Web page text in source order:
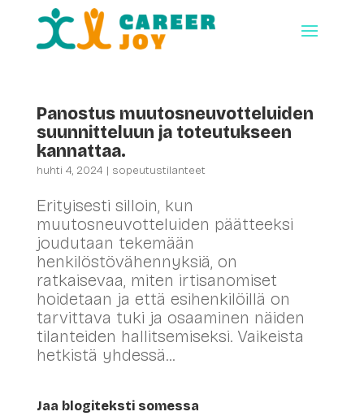
Panostus muutosneuvotteluiden
suunnitteluun ja toteutukseen
kannattaa.
huhti 4, 2024 | sopeutustilanteet
Erityisesti silloin, kun
muutosneuvotteluiden päätteeksi
joudutaan tekemään
henkilöstövähennyksiä, on
ratkaisevaa, miten irtisanomiset
hoidetaan ja että esihenkilöillä on
tarvittava tuki ja osaaminen näiden
tilanteiden hallitsemiseksi. Vaikeista
hetkistä yhdessä...
Jaa blogiteksti somessa